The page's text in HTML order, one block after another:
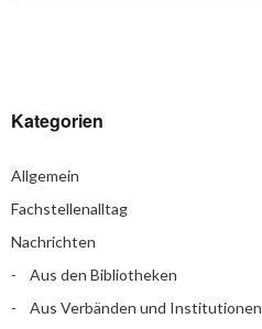
Kategorien
Allgemein
Fachstellenalltag
Nachrichten
Aus den Bibliotheken
Aus Verbänden und Institutionen